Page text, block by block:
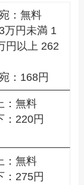
：無料
万円未満 1
円以上 262
：168円
：無料
：220円
：無料
：275円